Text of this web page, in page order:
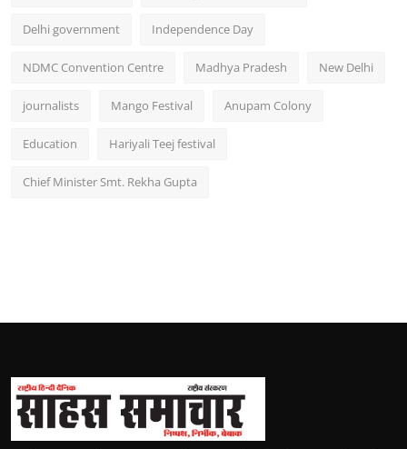
Delhi government Independence Day
NDMC Convention Centre Madhya Pradesh New Delhi
journalists Mango Festival Anupam Colony
Education Hariyali Teej festival
Chief Minister Smt. Rekha Gupta